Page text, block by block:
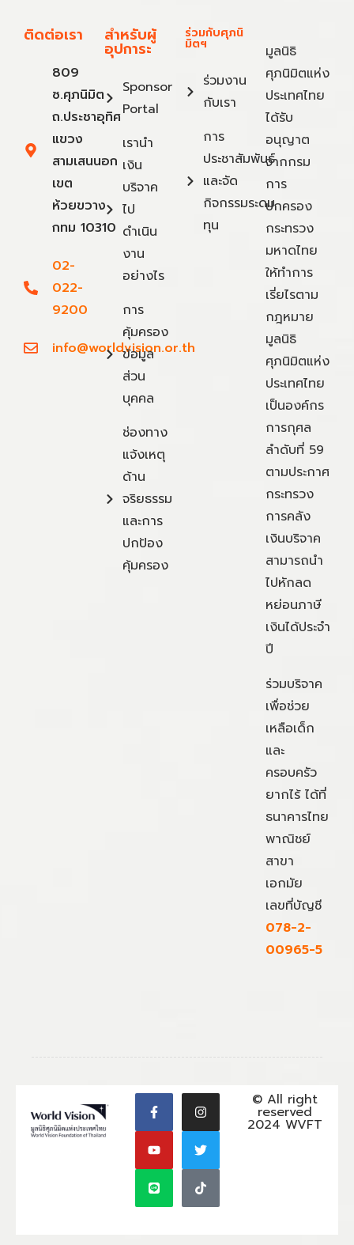
ติดต่อเรา
809
ซ.ศุภนิมิต
ถ.ประชาอุทิศ
แขวง
สามเสนนอก
เขต
ห้วยขวาง
กทม 10310
02-
022-
9200
info@worldvision.or.th
สำหรับผู้
อุปการะ
Sponsor
Portal
เรานำ
เงิน
บริจาค
ไป
ดำเนิน
งาน
อย่างไร
การ
คุ้มครอง
ข้อมูล
ส่วน
บุคคล
ช่องทาง
แจ้งเหตุ
ด้าน
จริยธรรม
และการ
ปกป้อง
คุ้มครอง
ร่วมกับศุภนิ
มิตฯ
ร่วมงาน
กับเรา
การ
ประชาสัมพันธ์
และจัด
กิจกรรมระดม
ทุน
มูลนิธิ
ศุภนิมิตแห่ง
ประเทศไทย
ได้รับ
อนุญาต
จากกรม
การ
ปกครอง
กระทรวง
มหาดไทย
ให้ทำการ
เรี่ยไรตาม
กฎหมาย
มูลนิธิ
ศุภนิมิตแห่ง
ประเทศไทย
เป็นองค์กร
การกุศล
ลำดับที่ 59
ตามประกาศ
กระทรวง
การคลัง
เงินบริจาค
สามารถนำ
ไปหักลด
หย่อนภาษี
เงินได้ประจำ
ปี
ร่วมบริจาค
เพื่อช่วย
เหลือเด็ก
และ
ครอบครัว
ยากไร้ ได้ที่
ธนาคารไทย
พาณิชย์
สาขา
เอกมัย
เลขที่บัญชี
078-2-
00965-5
© All right
reserved
2024 WVFT